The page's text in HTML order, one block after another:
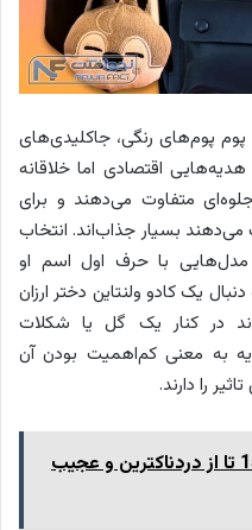
پوم‌های رنگی، جاکلیدی‌های
اقتصادی اما خلاقانه
متفاوت می‌دهند و برای
بسیار جذاب‌اند. انتخاب
مدل‌هایی با حرف اول اسم او
یک کادو ولنتاین دختر ارزان
در کنار یک گل یا شکلات
به معنی کم‌اهمیت بودن آن
را دارند.
بدترین شکنجه های دنیا 🔞 | 15 تا از دردناکترین و عجیب